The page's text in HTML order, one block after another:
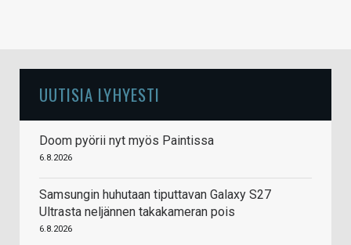
UUTISIA LYHYESTI
Doom pyörii nyt myös Paintissa
6.8.2026
Samsungin huhutaan tiputtavan Galaxy S27
Ultrasta neljännen takakameran pois
6.8.2026